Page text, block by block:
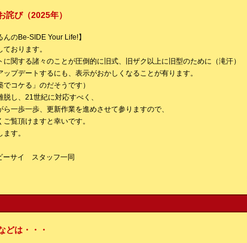
び（2025年）
んのBe-SIDE Your Life!】
おります。
関する諸々のことが圧倒的に旧式、旧ザク以上に旧型のために（滝汗）
プデートするにも、表示がおかしくなることが有ります。
でコケる」のだそうです）
し、21世紀に対応すべく、
一歩一歩、更新作業を進めさせて参りますので、
覧頂けますと幸いです。
す。
サイ スタッフ一同
は・・・